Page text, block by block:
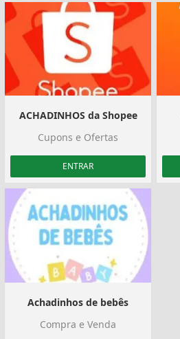
ACHADINHOS da Shopee
Cupons e Ofertas
ENTRAR
Achadinhos de bebês
Compra e Venda